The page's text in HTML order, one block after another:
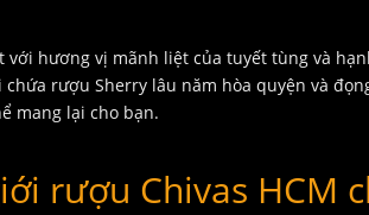
hương vị mãnh liệt của tuyết tùng và
rượu Sherry lâu năm hòa quyện và
mang lại cho bạn.
rượu Chivas HCM